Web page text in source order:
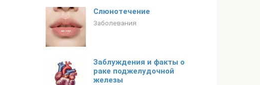
Слюнотечение
Заболевания
Заблуждения и факты о
раке поджелудочной
железы